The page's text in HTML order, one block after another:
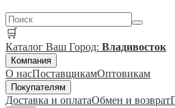
🛒
Каталог Ваш Город: Владивосток
Компания
О насПоставщикамОптовикам
Покупателям
Доставка и оплатаОбмен и возврат